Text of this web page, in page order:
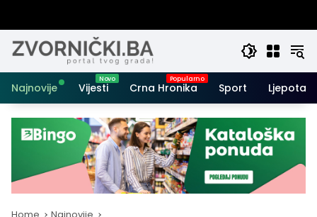
Najnovije Vijesti Crna Hronika Sport Ljepota i